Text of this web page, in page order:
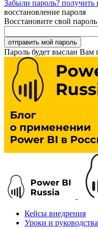
Забыли пароль?
восстановление пароля
Восстановите свой пароль
Пароль будет выслан Вам
Кейсы внедрения
Уроки и руководства